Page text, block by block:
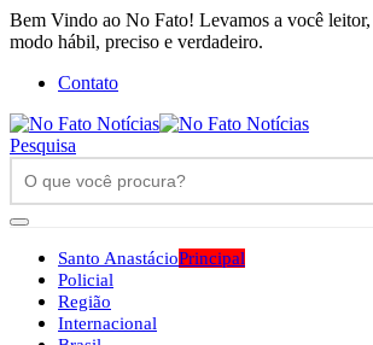
Bem Vindo ao No Fato! Levamos a você
modo hábil, preciso e verdadeiro.
Contato
Pesquisa
Santo AnastácioPrincipal
Policial
Região
Internacional